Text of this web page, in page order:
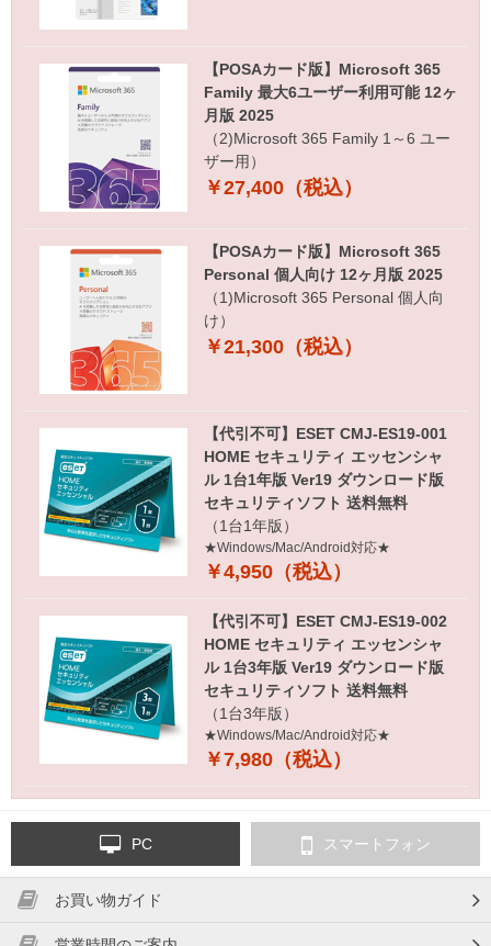
【POSAカード版】Microsoft 365
Family 最大6ユーザー利用可能 12ヶ
月版 2025
（2)Microsoft 365 Family 1～6 ユー
ザー用）
￥27,400（税込）
【POSAカード版】Microsoft 365
Personal 個人向け 12ヶ月版 2025
（1)Microsoft 365 Personal 個人向
け）
￥21,300（税込）
【代引不可】ESET CMJ-ES19-001
HOME セキュリティ エッセンシャ
ル 1台1年版 Ver19 ダウンロード版
セキュリティソフト 送料無料
（1台1年版）
★Windows/Mac/Android対応★
￥4,950（税込）
【代引不可】ESET CMJ-ES19-002
HOME セキュリティ エッセンシャ
ル 1台3年版 Ver19 ダウンロード版
セキュリティソフト 送料無料
（1台3年版）
★Windows/Mac/Android対応★
￥7,980（税込）
PC スマートフォン
お買い物ガイド